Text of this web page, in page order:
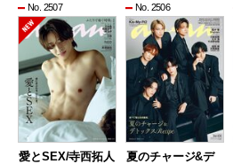
No. 2507
愛とSEX/寺西拓人
No. 2506
夏のチャージ&デ